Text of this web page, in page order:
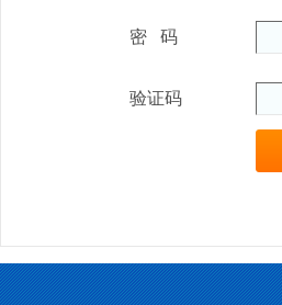
密 码
验证码